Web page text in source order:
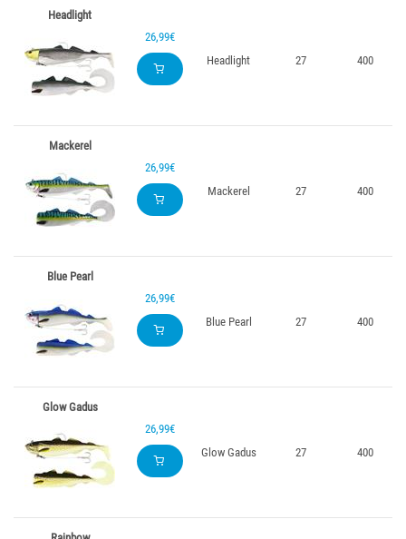
Headlight
26,99€
Headlight
27 400
Mackerel
26,99€
Mackerel
27 400
Blue Pearl
26,99€
Blue Pearl
27 400
Glow Gadus
26,99€
Glow Gadus
27 400